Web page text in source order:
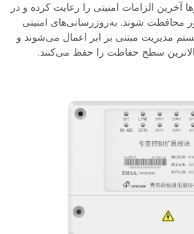
الزامات امنیتی را رعایت کرده و در
محافظت شوند. به‌روزرسانی‌های امنیتی
مدیریت مبتنی بر ابر اعمال می‌شوند و
سطح حفاظت را حفظ می‌کنند.